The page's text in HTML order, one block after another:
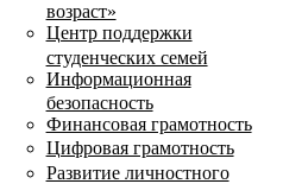
возраст»
Центр поддержки
студенческих семей
Информационная
безопасность
Финансовая грамотность
Цифровая грамотность
Развитие личностного